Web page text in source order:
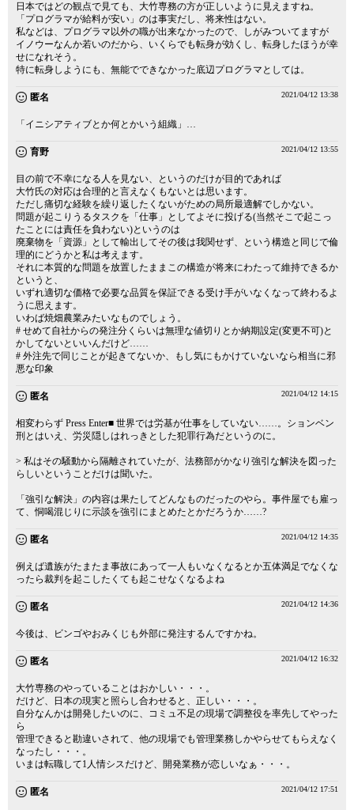
日本ではどの観点で見ても、大竹専務の方が正しいように見えますね。
「プログラマが給料が安い」のは事実だし、将来性はない。
私などは、プログラマ以外の職が出来なかったので、しがみついてますが
イノウーなんか若いのだから、いくらでも転身が効くし、転身したほうが幸
せになれそう。
特に転身しようにも、無能でできなかった底辺プログラマとしては。
匿名 2021/04/12 13:38
「イニシアティブとか何とかいう組織」…
育野 2021/04/12 13:55
目の前で不幸になる人を見ない、というのだけが目的であれば
大竹氏の対応は合理的と言えなくもないとは思います。
ただし痛切な経験を繰り返したくないがための局所最適解でしかない。
問題が起こりうるタスクを「仕事」としてよそに投げる(当然そこで起こっ
たことには責任を負わない)というのは
廃棄物を「資源」として輸出してその後は我関せず、という構造と同じで倫
理的にどうかと私は考えます。
それに本質的な問題を放置したままこの構造が将来にわたって維持できるか
というと、
いずれ適切な価格で必要な品質を保証できる受け手がいなくなって終わるよ
うに思えます。
いわば焼畑農業みたいなものでしょう。
# せめて自社からの発注分くらいは無理な値切りとか納期設定(変更不可)と
かしてないといいんだけど……
# 外注先で同じことが起きてないか、もし気にもかけていないなら相当に邪
悪な印象
匿名 2021/04/12 14:15
相変わらず Press Enter■ 世界では労基が仕事をしていない……。ションベン
刑とはいえ、労災隠しはれっきとした犯罪行為だというのに。
> 私はその騒動から隔離されていたが、法務部がかなり強引な解決を図った
らしいということだけは聞いた。
「強引な解決」の内容は果たしてどんなものだったのやら。事件屋でも雇っ
て、恫喝混じりに示談を強引にまとめたとかだろうか……?
匿名 2021/04/12 14:35
例えば遺族がたまたま事故にあって一人もいなくなるとか五体満足でなくな
ったら裁判を起こしたくても起こせなくなるよね
匿名 2021/04/12 14:36
今後は、ビンゴやおみくじも外部に発注するんですかね。
匿名 2021/04/12 16:32
大竹専務のやっていることはおかしい・・・。
だけど、日本の現実と照らし合わせると、正しい・・・。
自分なんかは開発したいのに、コミュ不足の現場で調整役を率先してやった
ら
管理できると勘違いされて、他の現場でも管理業務しかやらせてもらえなく
なったし・・・。
いまは転職して1人情シスだけど、開発業務が恋しいなぁ・・・。
匿名 2021/04/12 17:51